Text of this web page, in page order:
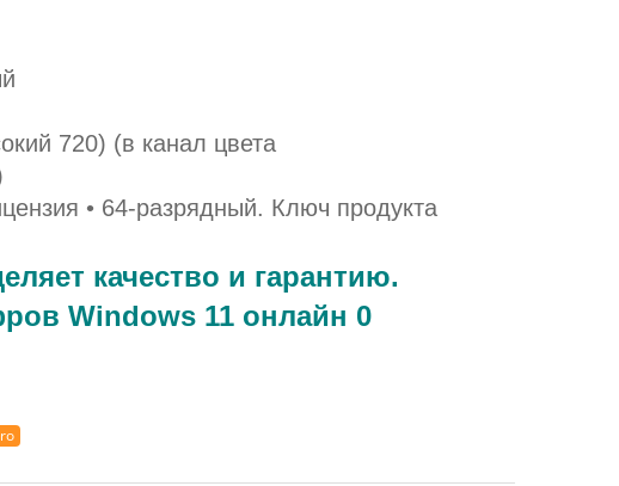
720) (в канал цвета
• 64-разрядный. Ключ продукта
качество и гарантию.